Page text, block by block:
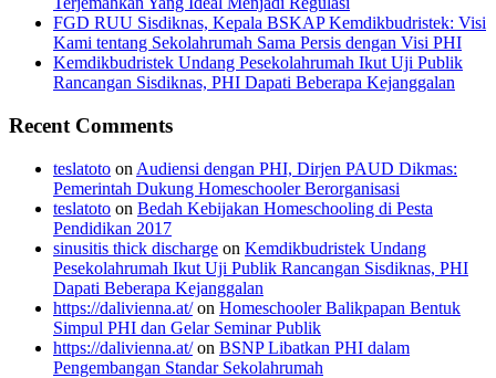
FGD RUU Sisdiknas, Kepala BSKAP Kemdikbudristek: Visi
Kami tentang Sekolahrumah Sama Persis dengan Visi PHI
Kemdikbudristek Undang Pesekolahrumah Ikut Uji Publik
Rancangan Sisdiknas, PHI Dapati Beberapa Kejanggalan
Recent Comments
teslatoto on Audiensi dengan PHI, Dirjen PAUD Dikmas:
Pemerintah Dukung Homeschooler Berorganisasi
teslatoto on Bedah Kebijakan Homeschooling di Pesta
Pendidikan 2017
sinusitis thick discharge on Kemdikbudristek Undang
Pesekolahrumah Ikut Uji Publik Rancangan Sisdiknas, PHI
Dapati Beberapa Kejanggalan
https://dalivienna.at/on Homeschooler Balikpapan Bentuk
Simpul PHI dan Gelar Seminar Publik
https://dalivienna.at/on BSNP Libatkan PHI dalam
Pengembangan Standar Sekolahrumah